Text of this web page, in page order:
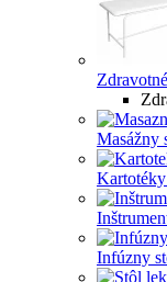
Masážny
Infúzny